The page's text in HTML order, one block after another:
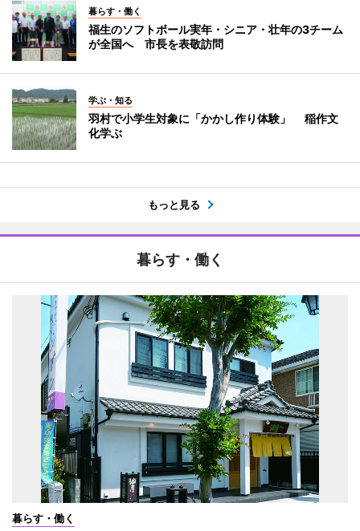
暮らす・働く
福生のソフトボール実年・シニア・壮年の3チーム
が全国へ 市長を表敬訪問
学ぶ・知る
羽村で小学生対象に「かかし作り体験」 稲作文
化学ぶ
もっと見る
暮らす・働く
暮らす・働く